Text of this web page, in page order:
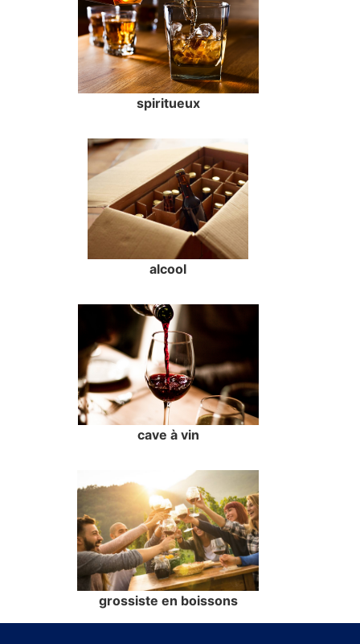
spiritueux
alcool
cave à vin
grossiste en boissons